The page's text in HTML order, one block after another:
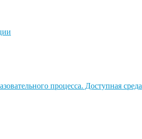
процесса. Доступная среда